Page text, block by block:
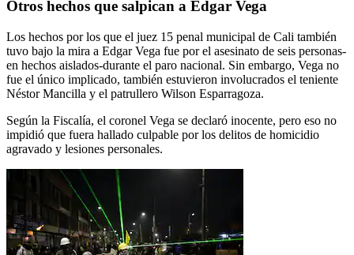
Otros hechos que salpican a Edgar Vega
Los hechos por los que el juez 15 penal municipal de Cali también
tuvo bajo la mira a Edgar Vega fue por el asesinato de seis personas-
en hechos aislados-durante el paro nacional. Sin embargo, Vega no
fue el único implicado, también estuvieron involucrados el teniente
Néstor Mancilla y el patrullero Wilson Esparragoza.
Según la Fiscalía, el coronel Vega se declaró inocente, pero eso no
impidió que fuera hallado culpable por los delitos de homicidio
agravado y lesiones personales.